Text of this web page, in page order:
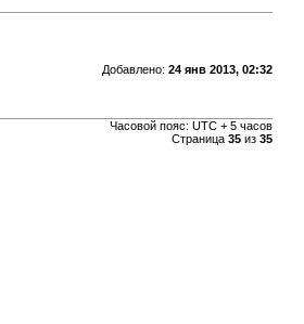
Добавлено: 24 янв 2013, 02:32
Часовой пояс: UTC + 5 часов
Страница 35из 35